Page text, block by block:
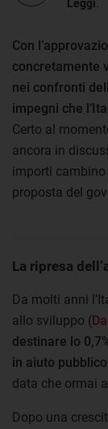
Leggi
Con
concretamente
nei confronti
impegni che
Certo al
ancora in
importi
proposta del
La ripresa
Da molti anni
allo sviluppo (
destinare lo
in aiuto
data che ormai
Dopo una